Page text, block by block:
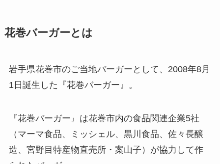
花巻バーガーとは
岩手県花巻市のご当地バーガーとして、2008年8月
1日誕生した『花巻バーガー』。
『花巻バーガー』は花巻市内の食品関連企業5社
（マーマ食品、ミッシェル、黒川食品、佐々長醸
造、宮野目特産物直売所・案山子）が協力して作